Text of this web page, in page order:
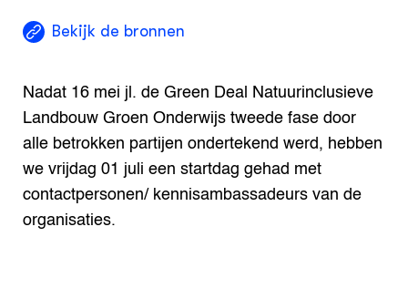
Bekijk de bronnen
Nadat 16 mei jl. de Green Deal Natuurinclusieve
Landbouw Groen Onderwijs tweede fase door
alle betrokken partijen ondertekend werd, hebben
we vrijdag 01 juli een startdag gehad met
contactpersonen/ kennisambassadeurs van de
organisaties.